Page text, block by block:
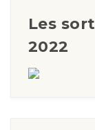
Les
2022